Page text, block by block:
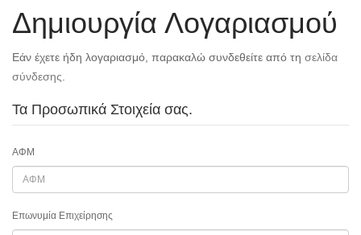
Δημιουργία Λογαριασμού
Εάν έχετε ήδη λογαριασμό, παρακαλώ συνδεθείτε από τη σελίδα
σύνδεσης
Τα Προσωπικά Στοιχεία σας.
ΑΦΜ
Επωνυμία Επιχείρησης